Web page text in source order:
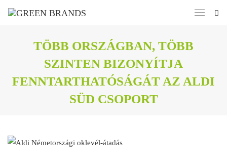
TÖBB ORSZÁGBAN, TÖBB
SZINTEN BIZONYÍTJA
FENNTARTHATÓSÁGÁT AZ ALDI
SÜD CSOPORT